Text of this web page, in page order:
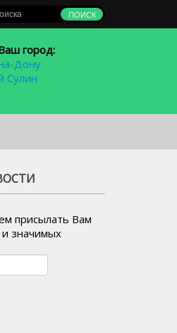
город:
Дону
Сулин
присылать Вам
значимых